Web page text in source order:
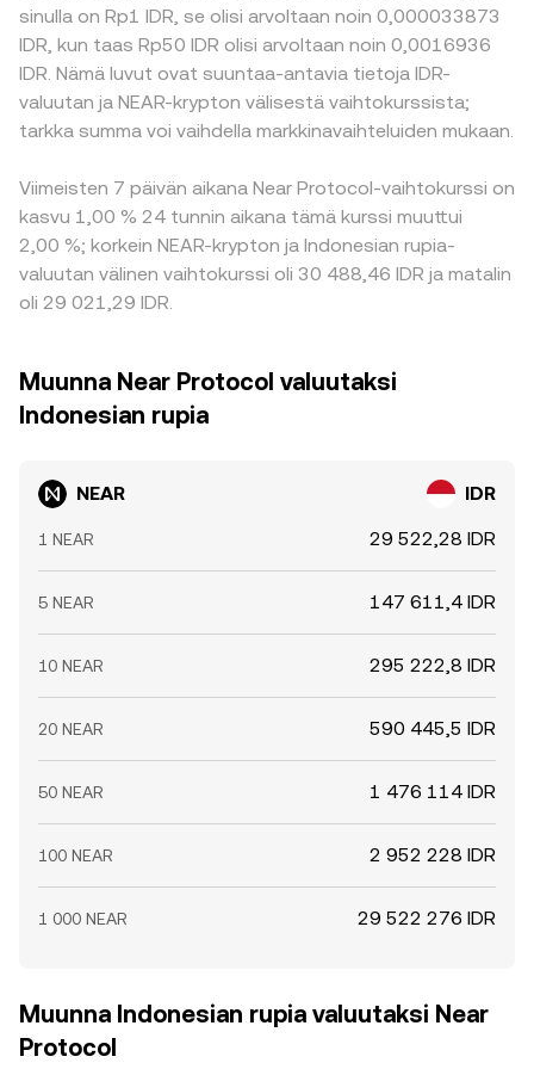
sinulla on Rp1 IDR, se olisi arvoltaan noin 0,000033873
IDR, kun taas Rp50 IDR olisi arvoltaan noin 0,0016936
IDR. Nämä luvut ovat suuntaa-antavia tietoja IDR-
valuutan ja NEAR-krypton välisestä vaihtokurssista;
tarkka summa voi vaihdella markkinavaihteluiden mukaan.
Viimeisten 7 päivän aikana Near Protocol-vaihtokurssi on
kasvu 1,00 % 24 tunnin aikana tämä kurssi muuttui
2,00 %; korkein NEAR-krypton ja Indonesian rupia-
valuutan välinen vaihtokurssi oli 30 488,46 IDR ja matalin
oli 29 021,29 IDR.
Muunna Near Protocol valuutaksi
Indonesian rupia
NEAR IDR
1 NEAR 29 522,28 IDR
5 NEAR 147 611,4 IDR
10 NEAR 295 222,8 IDR
20 NEAR 590 445,5 IDR
50 NEAR 1 476 114 IDR
100 NEAR 2 952 228 IDR
1 000 NEAR 29 522 276 IDR
Muunna Indonesian rupia valuutaksi Near
Protocol